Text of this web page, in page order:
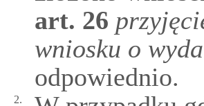
art. 26
wniosku o
odpowiednio.
2.